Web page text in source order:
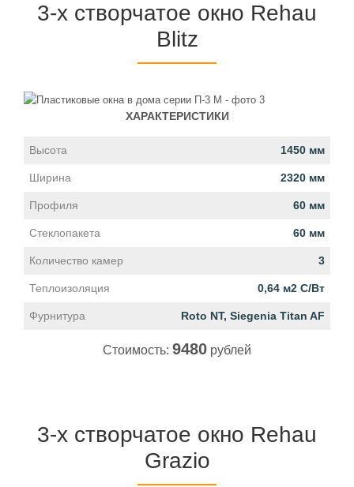
3-х створчатое окно Rehau
Blitz
ХАРАКТЕРИСТИКИ
Высота 1450 мм
Ширина 2320 мм
Профиля 60 мм
Стеклопакета 60 мм
Количество камер 3
Теплоизоляция 0,64 м2 С/Вт
Фурнитура Roto NT, Siegenia Titan AF
Стоимость: 9480 рублей
3-х створчатое окно Rehau
Grazio